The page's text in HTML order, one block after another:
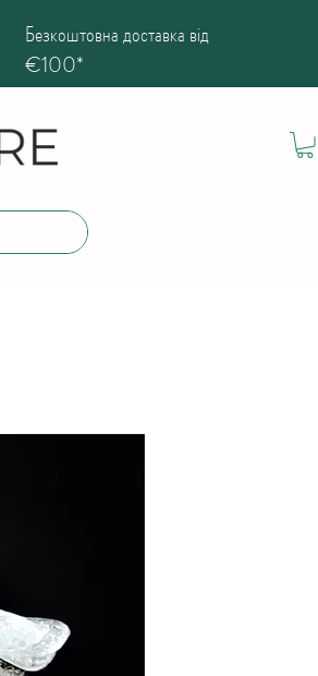
Безкоштовна доставка від
€100*